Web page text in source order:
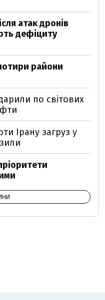
атак дронів
дефіциту
райони
по світових
Ірану загруз у